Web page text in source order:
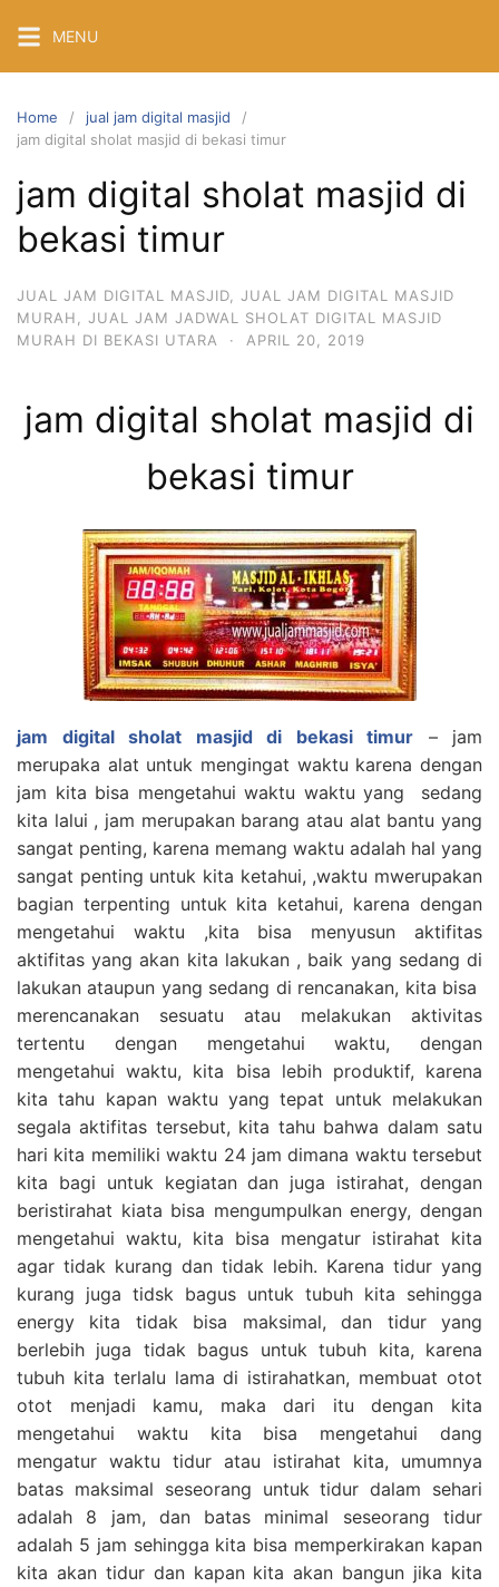
content
MENU
Home
jual jam digital masjid
jam digital sholat masjid di bekasi timur
jam digital sholat masjid di
bekasi timur
JUAL JAM DIGITAL MASJID
JUAL JAM DIGITAL MASJID
MURAH
JUAL JAM JADWAL SHOLAT DIGITAL MASJID
MURAH DI BEKASI UTARA
· APRIL 20, 2019
jam digital sholat masjid di
bekasi timur
jam digital sholat masjid di bekasi timur – jam
merupaka alat untuk mengingat waktu karena dengan
jam kita bisa mengetahui waktu waktu yang sedang
kita lalui , jam merupakan barang atau alat bantu yang
sangat penting, karena memang waktu adalah hal yang
sangat penting untuk kita ketahui, ,waktu mwerupakan
bagian terpenting untuk kita ketahui, karena dengan
mengetahui waktu ,kita bisa menyusun aktifitas
aktifitas yang akan kita lakukan , baik yang sedang di
lakukan ataupun yang sedang di rencanakan, kita bisa
merencanakan sesuatu atau melakukan aktivitas
tertentu dengan mengetahui waktu, dengan
mengetahui waktu, kita bisa lebih produktif, karena
kita tahu kapan waktu yang tepat untuk melakukan
segala aktifitas tersebut, kita tahu bahwa dalam satu
hari kita memiliki waktu 24 jam dimana waktu tersebut
kita bagi untuk kegiatan dan juga istirahat, dengan
beristirahat kiata bisa mengumpulkan energy, dengan
mengetahui waktu, kita bisa mengatur istirahat kita
agar tidak kurang dan tidak lebih. Karena tidur yang
kurang juga tidsk bagus untuk tubuh kita sehingga
energy kita tidak bisa maksimal, dan tidur yang
berlebih juga tidak bagus untuk tubuh kita, karena
tubuh kita terlalu lama di istirahatkan, membuat otot
otot menjadi kamu, maka dari itu dengan kita
mengetahui waktu kita bisa mengetahui dang
mengatur waktu tidur atau istirahat kita, umumnya
batas maksimal seseorang untuk tidur dalam sehari
adalah 8 jam, dan batas minimal seseorang tidur
adalah 5 jam sehingga kita bisa memperkirakan kapan
kita akan tidur dan kapan kita akan bangun jika kita